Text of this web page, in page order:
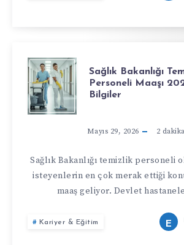
Sağlık Bakanlığı
Personeli Maaşı
Bilgiler
Mayıs 29, 2026 2 dakika
Sağlık Bakanlığı temizlik personeli
isteyenlerin en çok merak ettiği
maaş geliyor. Devlet
Kariyer & Eğitim E